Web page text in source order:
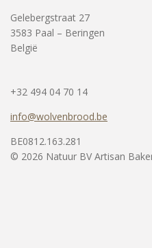
Gelebergstraat 27
3583 Paal – Beringen
België
+32 494 04 70 14
info@wolvenbrood.be
BE0812.163.281
© 2026 Natuur BV Artisan